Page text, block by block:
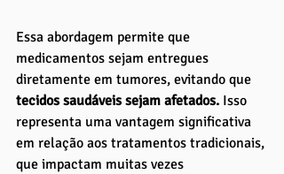
Essa abordagem permite que
medicamentos sejam entregues
diretamente em tumores, evitando que
tecidos saudáveis sejam afetados. Isso
representa uma vantagem significativa
em relação aos tratamentos tradicionais,
que impactam muitas vezes